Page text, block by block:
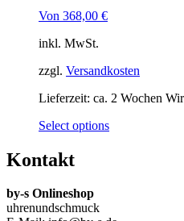
Von 368,00 €
inkl. MwSt.
zzgl. Versandkosten
Lieferzeit: ca. 2 Wochen
Select options
Kontakt
by-s Onlineshop
uhrenundschmuck